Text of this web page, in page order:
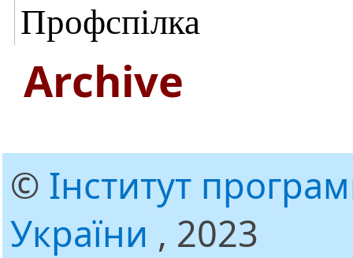
Профспілка
Archive
© Інститут
України , 2023